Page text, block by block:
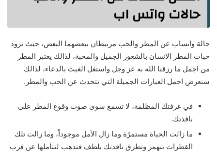
حالات واتس اب
حالة واتساب عن المطر والحب مرتبطان ببعضهما البعض، حيث تزود
حبات المطر الانسان بالشعور الجميل والمحبة، لذالك يعتبر المطر
من اجمل ما رزقنا الله به عز وجل واستغل الغيث بالدعاء، لذالك
سنعرض اجمل العبارات الجميلة التي تتحدث عن الحب والمطر.
في غرفتك المظلمة، لا تسمع سوى صوت وقوع المطر على
نافذتك.
ما زالت الحياة مستمرّة وما زال الأمل موجوداً، وما زالت تلك
القطرات تنهمر وتطرق نافذتك بلطف فتذهب لتتأملها عن قرب